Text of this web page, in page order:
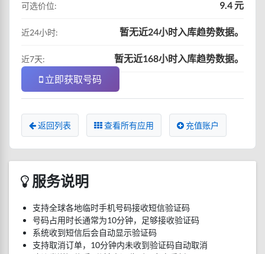
可选价位: 9.4 元
近24小时: 暂无近24小时入库趋势数据。
近7天:
暂无近168小时入库趋势数据。
立即获取号码
返回列表 查看所有应用 充值账户
服务说明
支持全球各地临时手机号码接收短信验证码
号码占用时长通常为10分钟，足够接收验证码
系统收到短信后会自动显示验证码
支持取消订单，10分钟内未收到验证码自动取消